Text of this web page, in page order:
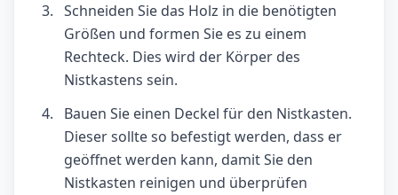
Schneiden Sie das Holz in die benötigten
Größen und formen Sie es zu einem
Rechteck. Dies wird der Körper des
Nistkastens sein.
Bauen Sie einen Deckel für den Nistkasten.
Dieser sollte so befestigt werden, dass er
geöffnet werden kann, damit Sie den
Nistkasten reinigen und überprüfen